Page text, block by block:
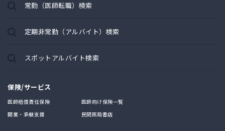
常勤（医師転職）検索
定期非常勤（アルバイト）検索
スポットアルバイト検索
保険/サービス
医師賠償責任保険
医師向け保険一覧
開業・承継支援
民間医局書店